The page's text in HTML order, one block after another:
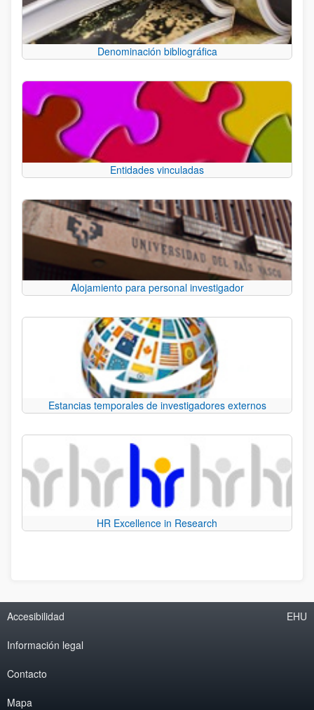
Denominación bibliográfica
Entidades vinculadas
Alojamiento para personal investigador
Estancias temporales de investigadores externos
HR Excellence in Research
Accesibilidad
Información legal
Contacto
Mapa
EHU